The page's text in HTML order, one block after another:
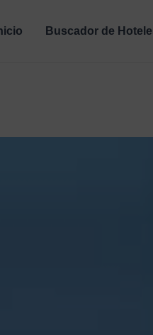
Buscador de